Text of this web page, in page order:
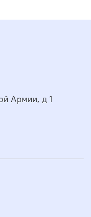
Армии, д 1